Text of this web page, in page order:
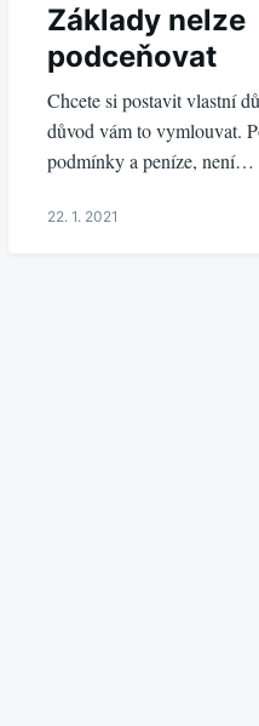
Základy nelze
podceňovat
Chcete si postavit vlastní
důvod vám to vymlouvat.
podmínky a peníze, není…
22. 1. 2021